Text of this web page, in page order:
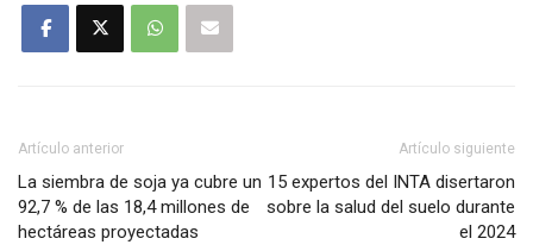
Artículo anterior
La siembra de soja ya cubre un
92,7 % de las 18,4 millones de
hectáreas proyectadas
Artículo siguiente
15 expertos del INTA disertaron
sobre la salud del suelo durante
el 2024